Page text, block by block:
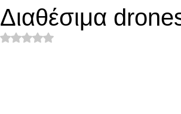
Διαθέσιμα
Βαθμολογήθηκε με NaN από 5 αστέρια.